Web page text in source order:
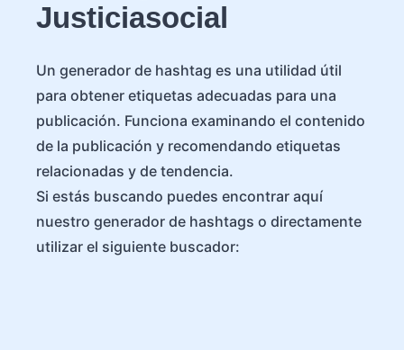
Justiciasocial
Un generador de hashtag es una utilidad útil
para obtener etiquetas adecuadas para una
publicación. Funciona examinando el contenido
de la publicación y recomendando etiquetas
relacionadas y de tendencia.
Si estás buscando puedes encontrar aquí
nuestro generador de hashtags o directamente
utilizar el siguiente buscador: